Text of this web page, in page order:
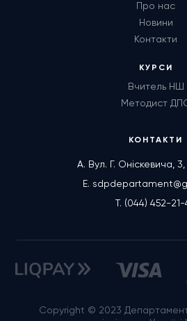
Про нас
Новини
Контакти
КУРСИ
Вчитель НШ
Методист
КОНТАКТИ
А. Вул. Г. Оніскевича, 3,
E.
T. (044) 452-21-
Copyright © 2023 Департамент